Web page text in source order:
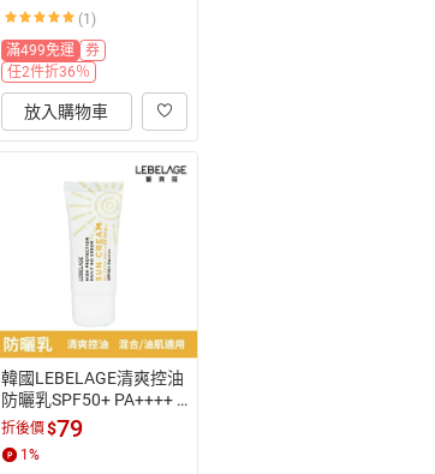
(1)
滿499免運
券
任2件折36％
放入購物車
韓國LEBELAGE清爽控油
防曬乳SPF50+ PA++++ 3
0ml
折後價 $79
1%